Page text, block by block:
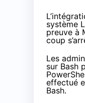
système
preuve à
coup
Les
sur Bash
effectué
Bash.